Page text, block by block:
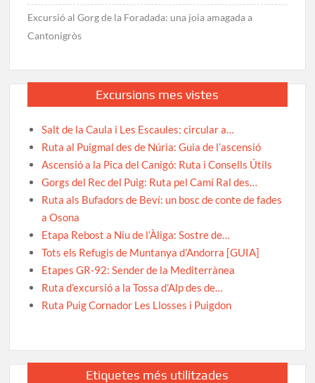
Excursió al Gorg de la Foradada: una joia amagada a
Cantonigròs
Excursions mes vistes
Salt de la Caula i Les Escaules: circular a…
Ruta al Puigmal des de Núria: Guia de l’ascensió
Ascensió a la Pica del Canigó: Ruta i Consells Útils
Gorgs del Rec del Puig: Ruta pel Camí Ral des…
Ruta als Bufadors de Beví: un bosc de conte de fades
a Osona
Etapa Rebost a Niu de l’Àliga: Sostre de…
Tots els Refugis de Muntanya d’Andorra [GUIA]
Etapes GR-92: Sender de la Mediterrànea
Ruta d’excursió a la Tossa d’Alp des de…
Ruta Puig Cornador Les Llosses i Puigdon
Etiquetes més utilitzades